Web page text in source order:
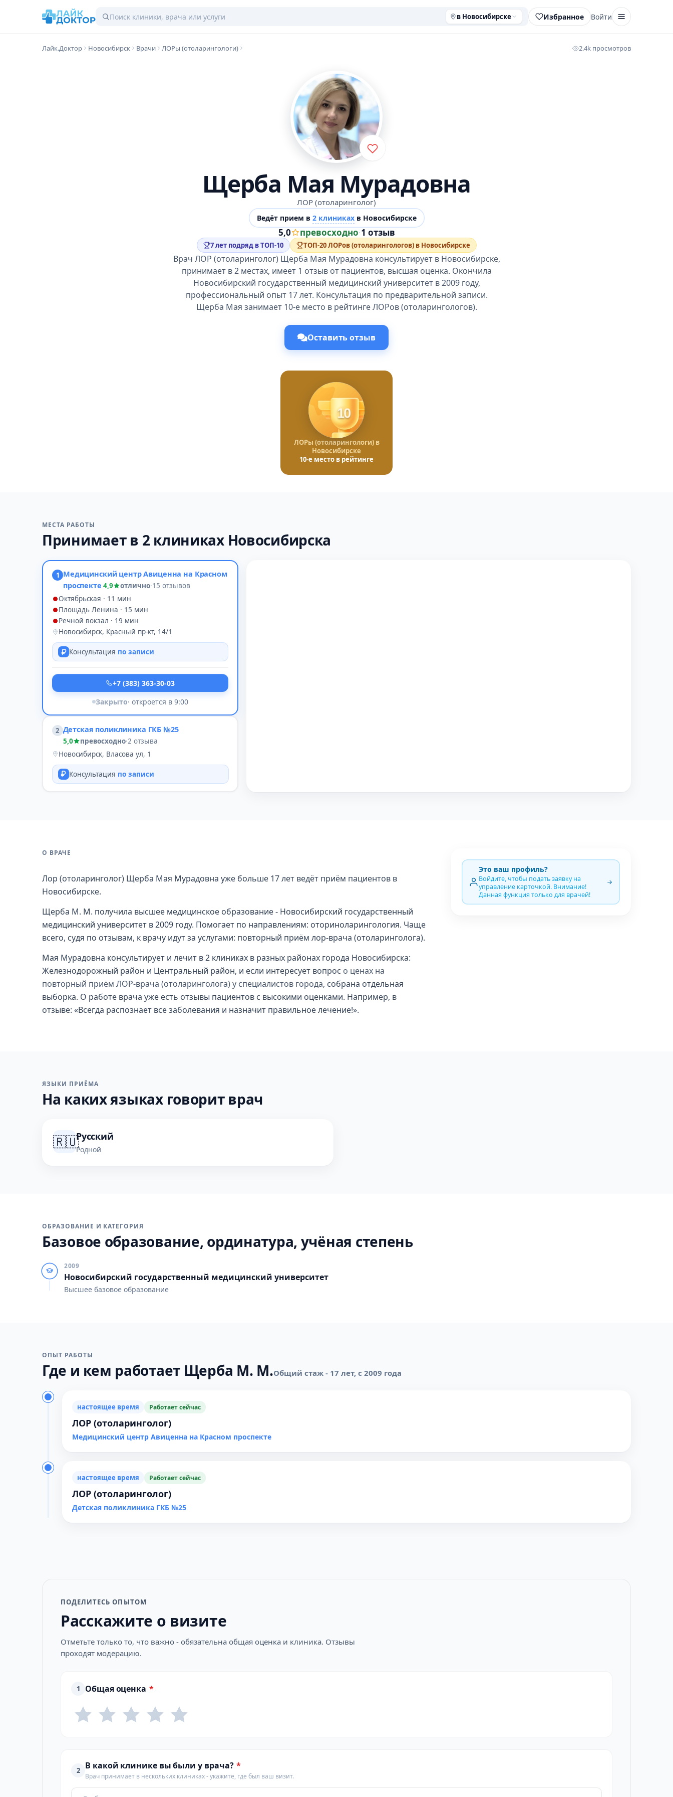
в Новосибирске Избранное Войти
Лайк.Доктор Новосибирск Врачи ЛОРы (отоларингологи) 2.4k просмотров
Щерба Мая Мурадовна
ЛОР (отоларинголог)
Ведёт прием в 2 клиникахв Новосибирске
5,0 превосходно·1 отзыв
7 лет подряд в ТОП-10 ТОП-20 ЛОРов (отоларингологов) в Новосибирске
Врач ЛОР (отоларинголог) Щерба Мая Мурадовна консультирует в Новосибирске,
принимает в 2 местах, имеет 1 отзыв от пациентов, высшая оценка. Окончила
Новосибирский государственный медицинский университет в 2009 году,
профессиональный опыт 17 лет. Консультация по предварительной записи.
Щерба Мая занимает 10-е место в рейтинге ЛОРов (отоларингологов).
Оставить отзыв
10
ЛОРы (отоларингологи) в
Новосибирске
10-е место в рейтинге
МЕСТА РАБОТЫ
Принимает в 2 клиниках Новосибирска
1 Медицинский центр Авиценна на Красном
проспекте 4,9 отлично·15 отзывов
Октябрьская · 11 мин
Площадь Ленина · 15 мин
Речной вокзал · 19 мин
Новосибирск, Красный пр-кт, 14/1
Консультация по записи
+7 (383) 363-30-03
Закрыто· откроется в 9:00
2 Детская поликлиника ГКБ №25
5,0 превосходно·2 отзыва
Новосибирск, Власова ул, 1
Консультация по записи
О ВРАЧЕ
Лор (отоларинголог) Щерба Мая Мурадовна уже больше 17 лет ведёт приём пациентов в
Новосибирске.
Щерба М. М. получила высшее медицинское образование - Новосибирский государственный
медицинский университет в 2009 году. Помогает по направлениям: оториноларингология. Чаще
всего, судя по отзывам, к врачу идут за услугами: повторный приём лор-врача (отоларинголога).
Мая Мурадовна консультирует и лечит в 2 клиниках в разных районах города Новосибирска:
Железнодорожный район и Центральный район, и если интересует вопрос о ценах на
повторный приём ЛОР-врача (отоларинголога) у специалистов города, собрана отдельная
выборка. О работе врача уже есть отзывы пациентов с высокими оценками. Например, в
отзыве: «Всегда распознает все заболевания и назначит правильное лечение!».
Это ваш профиль?
Войдите, чтобы подать заявку на
управление карточкой. Внимание!
Данная функция только для врачей!
ЯЗЫКИ ПРИЁМА
На каких языках говорит врач
🇷🇺Русский
Родной
ОБРАЗОВАНИЕ И КАТЕГОРИЯ
Базовое образование, ординатура, учёная степень
2009
Новосибирский государственный медицинский университет
Высшее базовое образование
ОПЫТ РАБОТЫ
Где и кем работает Щерба М. М.Общий стаж - 17 лет, с 2009 года
настоящее время Работает сейчас
ЛОР (отоларинголог)
Медицинский центр Авиценна на Красном проспекте
настоящее время Работает сейчас
ЛОР (отоларинголог)
Детская поликлиника ГКБ №25
ПОДЕЛИТЕСЬ ОПЫТОМ
Расскажите о визите
Отметьте только то, что важно - обязательна общая оценка и клиника. Отзывы
проходят модерацию.
1 Общая оценка *
2 В какой клинике вы были у врача? *
Врач принимает в нескольких клиниках - укажите, где был ваш визит.